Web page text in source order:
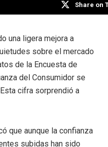
Share on
una ligera mejora a
sobre el mercado
de la Encuesta de
del Consumidor se
cifra sorprendió a
que aunque la confianza
subidas han sido